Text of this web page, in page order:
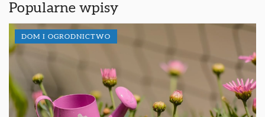
Popularne wpisy
DOM I OGRODNICTWO